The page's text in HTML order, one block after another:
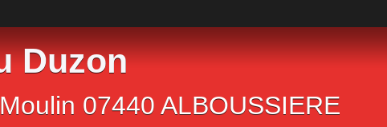
Duzon
Moulin 07440